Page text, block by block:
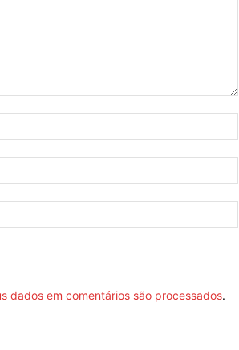
dados em comentários são processados.